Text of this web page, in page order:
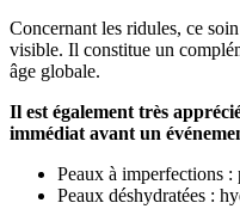
Concernant les ridules, ce
visible. Il constitue un
âge globale.
Il est également très
immédiat avant un
Peaux à imperfections
Peaux déshydratées :